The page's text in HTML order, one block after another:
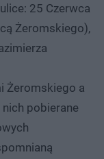
25 Czerwca
Żeromskiego),
Żeromskiego a
nich pobierane